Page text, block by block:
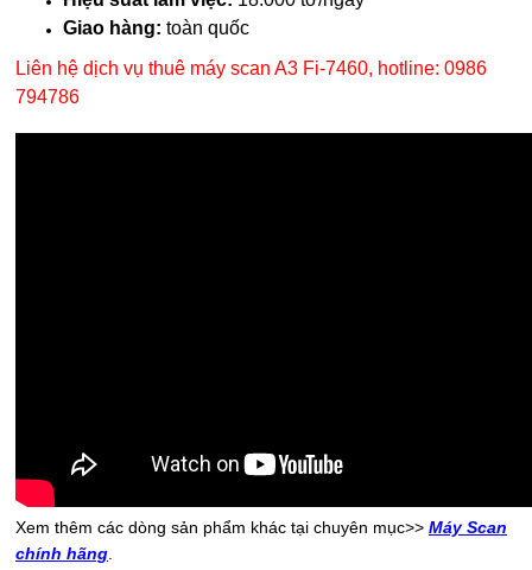
Giao hàng: toàn quốc
​Liên hệ dịch vụ thuê máy scan A3 Fi-7460, hotline: 0986
794786
Xem thêm các dòng sản phẩm khác tại chuyên mục>> Máy Scan
chính hãng